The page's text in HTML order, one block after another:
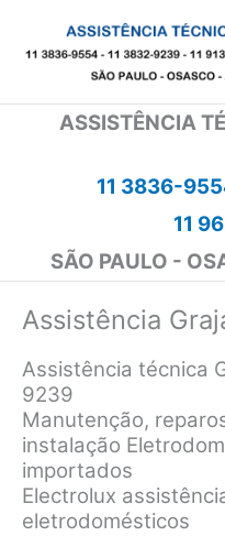
ASSISTÊNCIA
11 3836-
11
SÃO PAULO -
Assistência
Assistência técnica
9239
Manutenção,
instalação
importados
Electrolux
eletrodomésticos